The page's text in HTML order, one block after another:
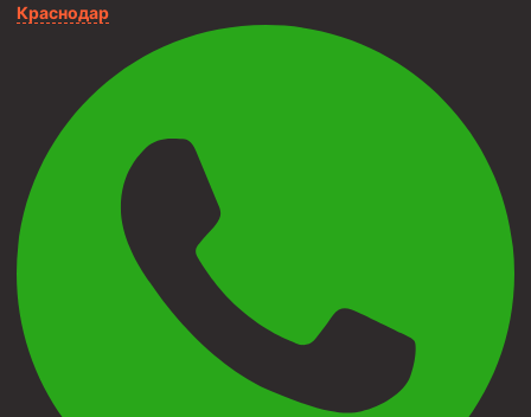
Краснодар